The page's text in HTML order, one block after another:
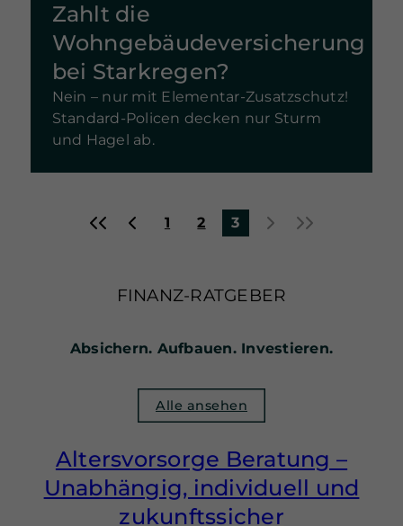
Zahlt die
Wohngebäudeversicherung
bei Starkregen?
Nein – nur mit Elementar-Zusatzschutz!
Standard-Policen decken nur Sturm
und Hagel ab.
« ‹ 1 2 3 › »
FINANZ-RATGEBER
Absichern. Aufbauen. Investieren.
Alle ansehen
Altersvorsorge Beratung –
Unabhängig, individuell und
zukunftssicher